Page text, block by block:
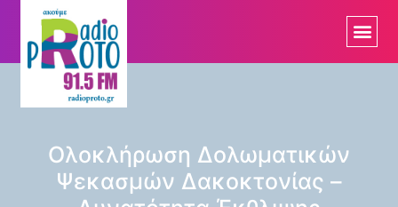
Ολοκλήρωση Δολωματικών
Ψεκασμών Δακοκτονίας –